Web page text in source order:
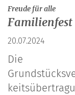
Freude für alle:
Familienfest
20.07.2024
Die